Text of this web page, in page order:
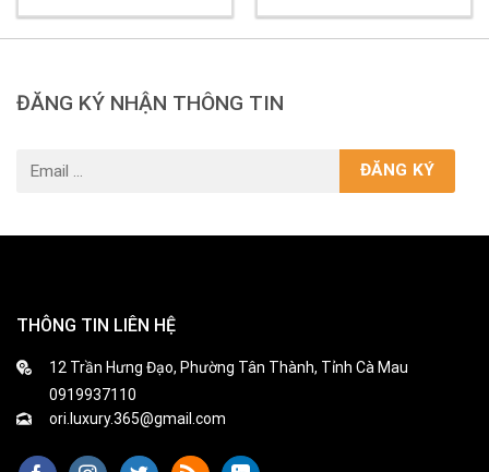
ĐĂNG KÝ NHẬN THÔNG TIN
THÔNG TIN LIÊN HỆ
12 Trần Hưng Đạo, Phường Tân Thành, Tỉnh Cà Mau
0919937110
ori.luxury.365@gmail.com